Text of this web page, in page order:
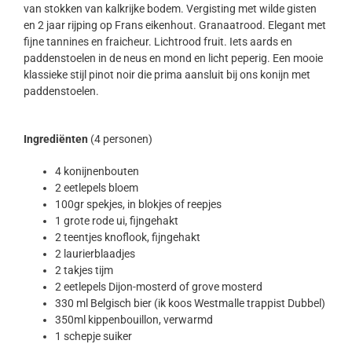
van stokken van kalkrijke bodem. Vergisting met wilde gisten
en 2 jaar rijping op Frans eikenhout. Granaatrood. Elegant met
fijne tannines en fraicheur. Lichtrood fruit. Iets aards en
paddenstoelen in de neus en mond en licht peperig. Een mooie
klassieke stijl pinot noir die prima aansluit bij ons konijn met
paddenstoelen.
Ingrediënten (4 personen)
4 konijnenbouten
2 eetlepels bloem
100gr spekjes, in blokjes of reepjes
1 grote rode ui, fijngehakt
2 teentjes knoflook, fijngehakt
2 laurierblaadjes
2 takjes tijm
2 eetlepels Dijon-mosterd of grove mosterd
330 ml Belgisch bier (ik koos Westmalle trappist Dubbel)
350ml kippenbouillon, verwarmd
1 schepje suiker